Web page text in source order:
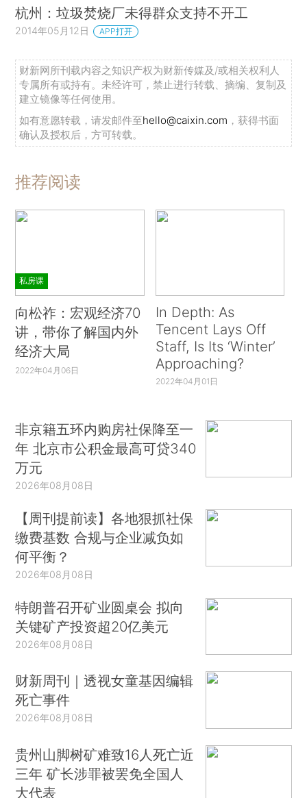
杭州：垃圾焚烧厂未得群众支持不开工
2014年05月12日 APP打开
财新网所刊载内容之知识产权为财新传媒及/或相关权利人
专属所有或持有。未经许可，禁止进行转载、摘编、复制及
建立镜像等任何使用。
如有意愿转载，请发邮件至hello@caixin.com ，获得书面
确认及授权后，方可转载。
推荐阅读
私房课
向松祚：宏观经济70
讲，带你了解国内外
经济大局
2022年04月06日
In Depth: As
Tencent Lays Off
Staff, Is Its ‘Winter’
Approaching?
2022年04月01日
非京籍五环内购房社保降至一
年 北京市公积金最高可贷340
万元
2026年08月08日
【周刊提前读】各地狠抓社保
缴费基数 合规与企业减负如
何平衡？
2026年08月08日
特朗普召开矿业圆桌会 拟向
关键矿产投资超20亿美元
2026年08月08日
财新周刊｜透视女童基因编辑
死亡事件
2026年08月08日
贵州山脚树矿难致16人死亡近
三年 矿长涉罪被罢免全国人
大代表